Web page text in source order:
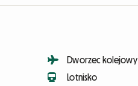
Dworzec kolejowy
Lotnisko